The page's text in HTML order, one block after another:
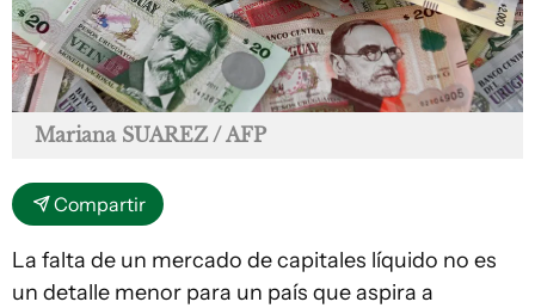
Mariana SUAREZ / AFP
Compartir
La falta de un mercado de capitales líquido no es
un detalle menor para un país que aspira a